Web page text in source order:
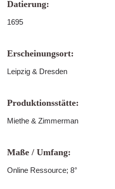
Datierung:
1695
Erscheinungsort:
Leipzig & Dresden
Produktionsstätte:
Miethe & Zimmerman
Maße / Umfang:
Online Ressource; 8°